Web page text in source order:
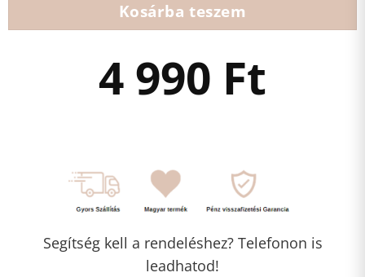
Kosárba teszem
4 990 Ft
Segítség kell a rendeléshez? Telefonon is
leadhatod!